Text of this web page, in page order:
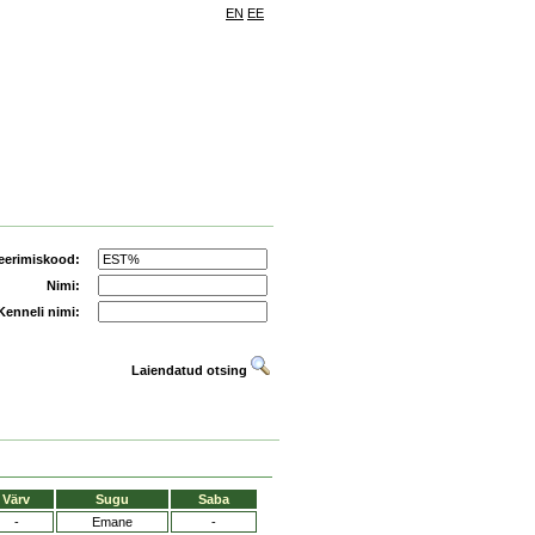
EN EE
Nimi:
nimi:
Laiendatud otsing
Värv Sugu
Saba
- Emane -